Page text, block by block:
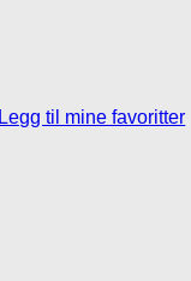
Legg til mine favoritter